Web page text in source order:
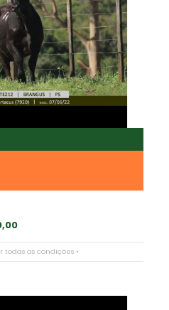
todas as condições •